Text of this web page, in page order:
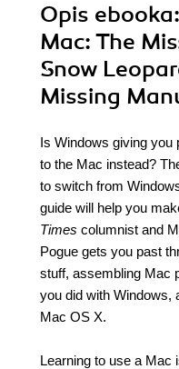
Opis ebooka
Mac: The
Snow
Missing
Is Windows giving you
to the Mac instead?
to switch from
guide will help you
Times columnist and
Pogue gets you past
stuff, assembling Mac
you did with Windows,
Mac OS X.
Learning to use a Mac